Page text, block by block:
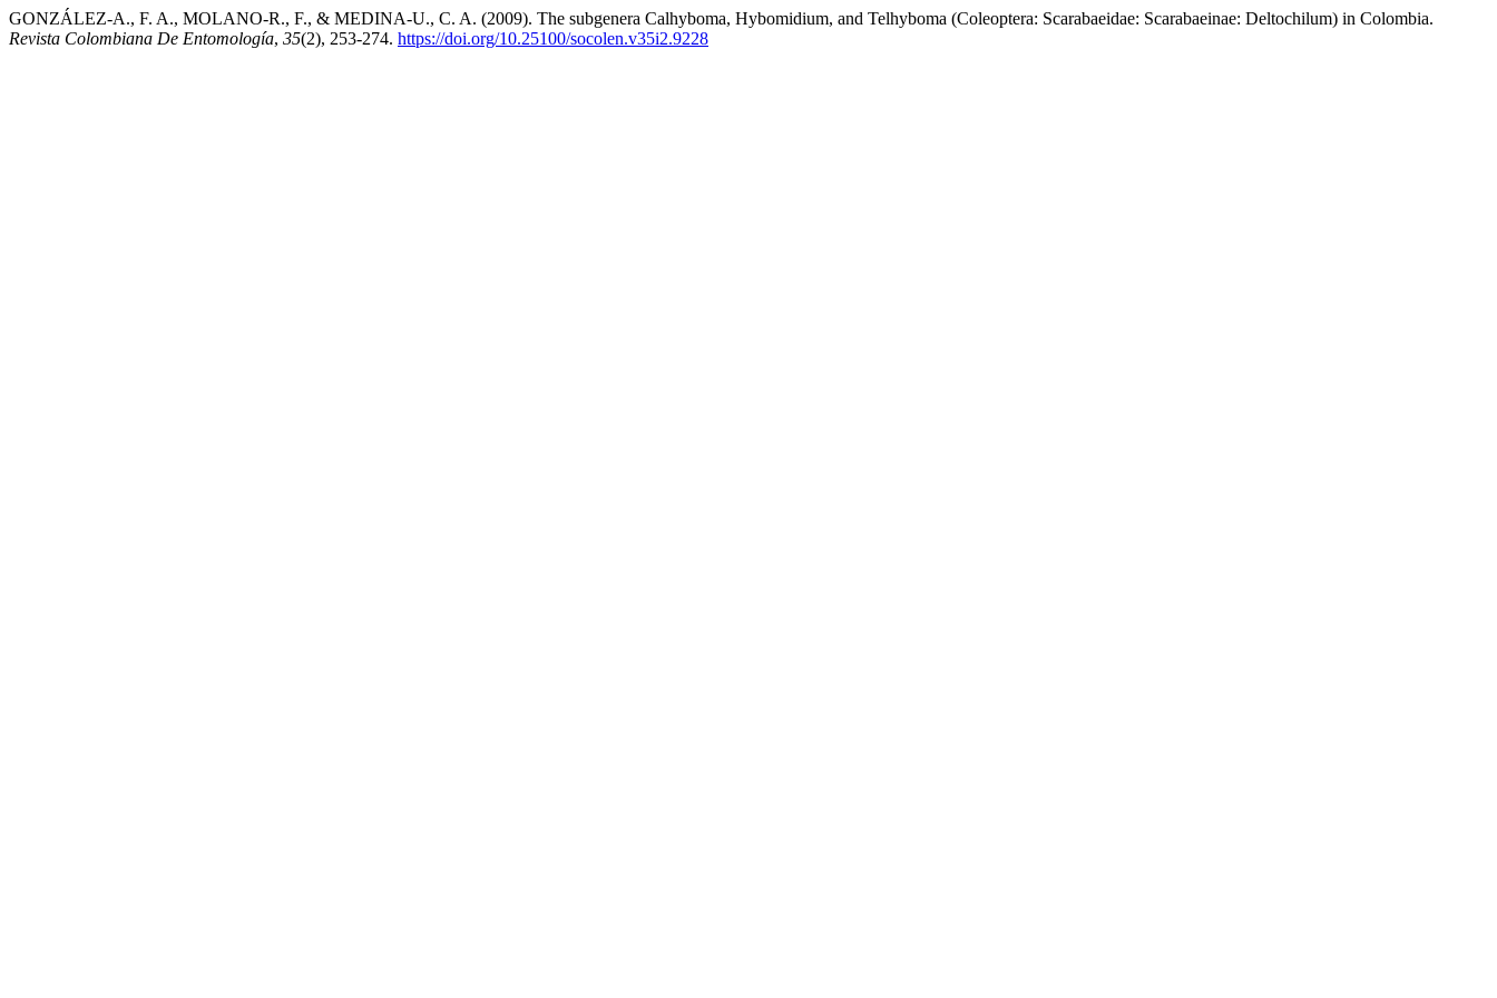
GONZÁLEZ-A., F. A., MOLANO-R., F., & MEDINA-U., C. A. (2009). The subgenera Calhyboma, Hybomidium, and Telhyboma (Coleoptera: Scarabaeidae: Scarabaeinae: Deltochilum) in Colombia.
Revista Colombiana De Entomología, 35(2), 253-274. https://doi.org/10.25100/socolen.v35i2.9228